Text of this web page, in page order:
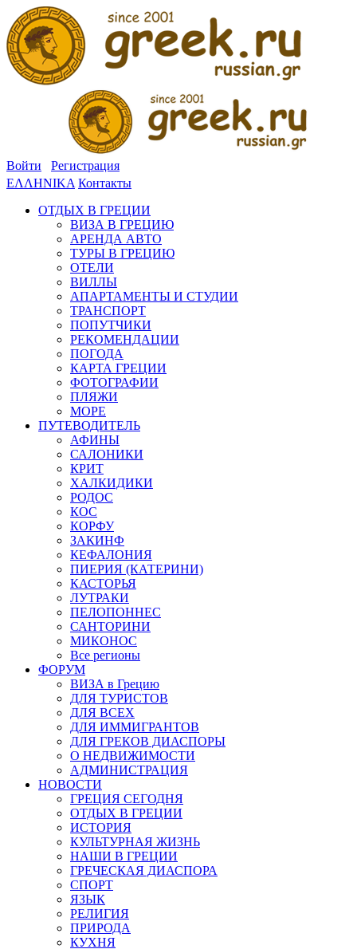
Войти
Регистрация
ΕΛΛΗΝΙΚΑ Контакты
ОТДЫХ В ГРЕЦИИ
ВИЗА В ГРЕЦИЮ
АРЕНДА АВТО
ТУРЫ В ГРЕЦИЮ
ОТЕЛИ
ВИЛЛЫ
АПАРТАМЕНТЫ И СТУДИИ
ТРАНСПОРТ
ПОПУТЧИКИ
РЕКОМЕНДАЦИИ
ПОГОДА
КАРТА ГРЕЦИИ
ФОТОГРАФИИ
ПЛЯЖИ
МОРЕ
ПУТЕВОДИТЕЛЬ
АФИНЫ
САЛОНИКИ
КРИТ
ХАЛКИДИКИ
РОДОС
КОС
КОРФУ
ЗАКИНФ
КЕФАЛОНИЯ
ПИЕРИЯ (КАТЕРИНИ)
КАСТОРЬЯ
ЛУТРАКИ
ПЕЛОПОННЕС
САНТОРИНИ
МИКОНОС
Все регионы
ФОРУМ
ВИЗА в Грецию
ДЛЯ ТУРИСТОВ
ДЛЯ ВСЕХ
ДЛЯ ИММИГРАНТОВ
ДЛЯ ГРЕКОВ ДИАСПОРЫ
О НЕДВИЖИМОСТИ
АДМИНИСТРАЦИЯ
НОВОСТИ
ГРЕЦИЯ СЕГОДНЯ
ОТДЫХ В ГРЕЦИИ
ИСТОРИЯ
КУЛЬТУРНАЯ ЖИЗНЬ
НАШИ В ГРЕЦИИ
ГРЕЧЕСКАЯ ДИАСПОРА
СПОРТ
ЯЗЫК
РЕЛИГИЯ
ПРИРОДА
КУХНЯ